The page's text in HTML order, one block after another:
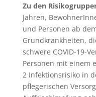
Zu den
Jahren,
und Personen ab
Grundkrankheiten,
schwere COVID-19-
Personen mit einem
2 Infektionsrisiko in
pflegerischen